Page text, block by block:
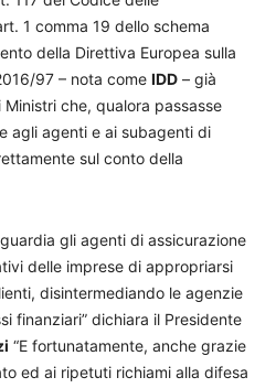
1 comma 19 dello schema
della Direttiva Europea sulla
97 – nota come IDD – già
che, qualora passasse
agli agenti e ai subagenti di
sul conto della
gli agenti di assicurazione
delle imprese di appropriarsi
disintermediando le agenzie
finanziari” dichiara il Presidente
“E fortunatamente, anche grazie
ed ai ripetuti richiami alla difesa